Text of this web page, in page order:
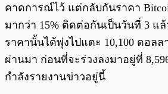
คาดการณ์ไว้ แต่กลับกันราคา
มากว่า 15% ติดต่อกันเป็นวันที่ 3 แ
ราคานั้นได้พุ่งไปแตะ 10,100 ดอล
ผ่านมา ก่อนที่จะร่วงลงมาอยู่ที่
กำลังรายงานข่าวอยู่นี้